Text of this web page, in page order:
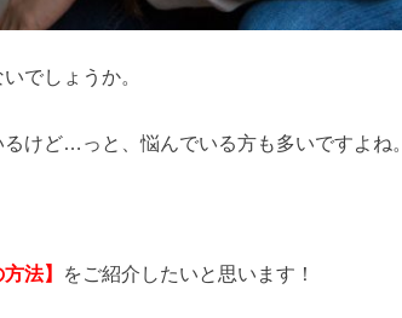
でしょうか。
けど…っと、悩んでいる方も多いですよね。
法】 をご紹介したいと思います！